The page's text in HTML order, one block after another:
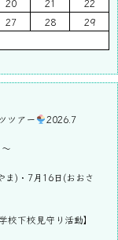
27 28
29
ツアー 2026.7
)・7月16日(おおさ
下校見守り活動】